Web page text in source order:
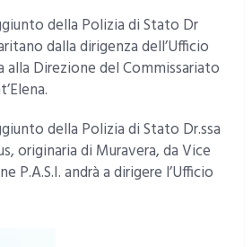
della Polizia di Stato Dr
dalla dirigenza dell’Ufficio
alla Direzione del Commissariato
della Polizia di Stato Dr.ssa
originaria di Muravera, da Vice
P.A.S.I. andrà a dirigere l’Ufficio